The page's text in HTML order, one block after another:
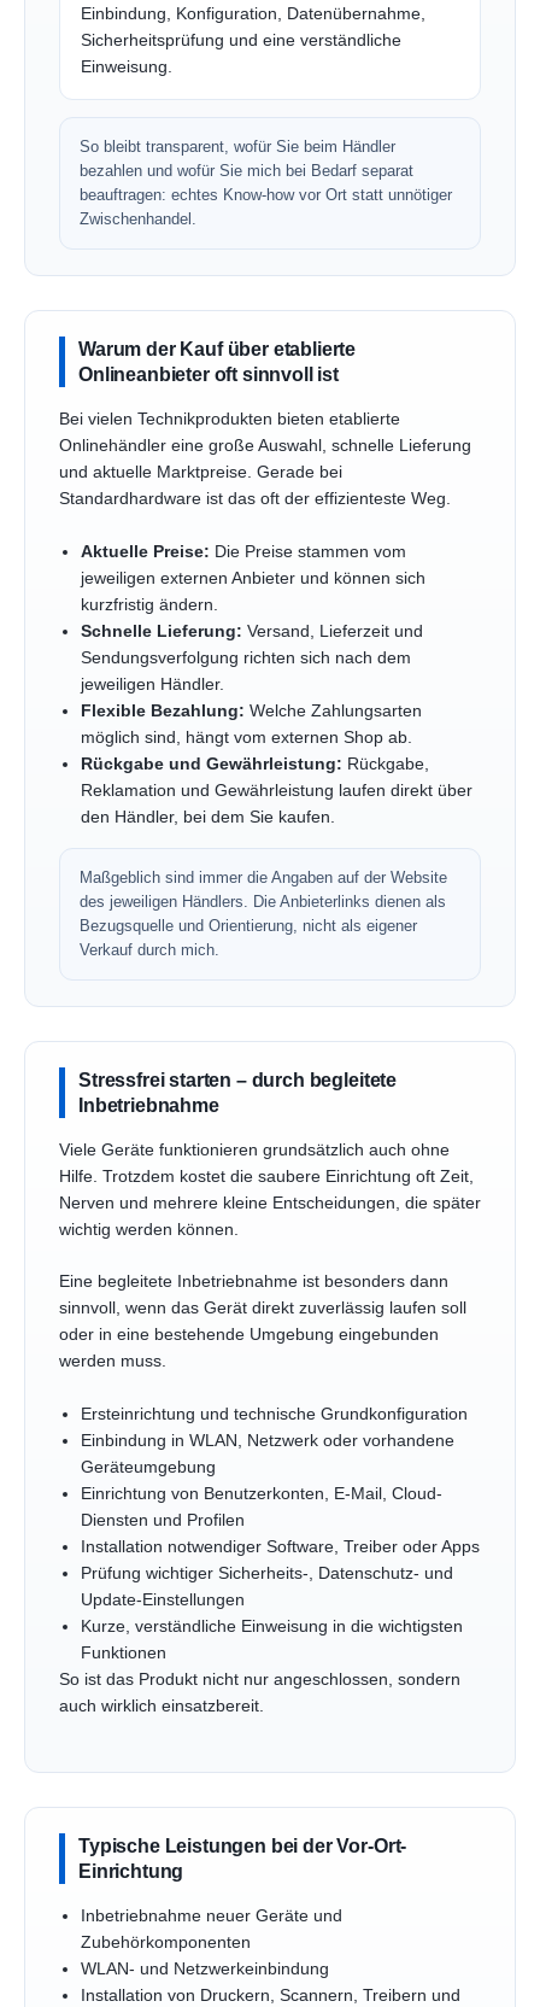
Einbindung, Konfiguration, Datenübernahme,
Sicherheitsprüfung und eine verständliche
Einweisung.
So bleibt transparent, wofür Sie beim Händler
bezahlen und wofür Sie mich bei Bedarf separat
beauftragen: echtes Know-how vor Ort statt unnötiger
Zwischenhandel.
Warum der Kauf über etablierte
Onlineanbieter oft sinnvoll ist
Bei vielen Technikprodukten bieten etablierte
Onlinehändler eine große Auswahl, schnelle Lieferung
und aktuelle Marktpreise. Gerade bei
Standardhardware ist das oft der effizienteste Weg.
Aktuelle Preise: Die Preise stammen vom
jeweiligen externen Anbieter und können sich
kurzfristig ändern.
Schnelle Lieferung: Versand, Lieferzeit und
Sendungsverfolgung richten sich nach dem
jeweiligen Händler.
Flexible Bezahlung: Welche Zahlungsarten
möglich sind, hängt vom externen Shop ab.
Rückgabe und Gewährleistung: Rückgabe,
Reklamation und Gewährleistung laufen direkt über
den Händler, bei dem Sie kaufen.
Maßgeblich sind immer die Angaben auf der Website
des jeweiligen Händlers. Die Anbieterlinks dienen als
Bezugsquelle und Orientierung, nicht als eigener
Verkauf durch mich.
Stressfrei starten – durch begleitete
Inbetriebnahme
Viele Geräte funktionieren grundsätzlich auch ohne
Hilfe. Trotzdem kostet die saubere Einrichtung oft Zeit,
Nerven und mehrere kleine Entscheidungen, die später
wichtig werden können.
Eine begleitete Inbetriebnahme ist besonders dann
sinnvoll, wenn das Gerät direkt zuverlässig laufen soll
oder in eine bestehende Umgebung eingebunden
werden muss.
Ersteinrichtung und technische Grundkonfiguration
Einbindung in WLAN, Netzwerk oder vorhandene
Geräteumgebung
Einrichtung von Benutzerkonten, E-Mail, Cloud-
Diensten und Profilen
Installation notwendiger Software, Treiber oder Apps
Prüfung wichtiger Sicherheits-, Datenschutz- und
Update-Einstellungen
Kurze, verständliche Einweisung in die wichtigsten
Funktionen
So ist das Produkt nicht nur angeschlossen, sondern
auch wirklich einsatzbereit.
Typische Leistungen bei der Vor-Ort-
Einrichtung
Inbetriebnahme neuer Geräte und
Zubehörkomponenten
WLAN- und Netzwerkeinbindung
Installation von Druckern, Scannern, Treibern und